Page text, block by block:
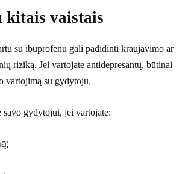
kitais vaistais
su ibuprofenu gali padidinti kraujavimo ar
riziką. Jei vartojate antidepresantų, būtinai
vartojimą su gydytoju.
savo gydytojui, jei vartojate: